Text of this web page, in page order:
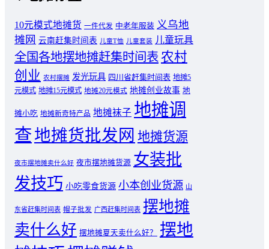
10元模式地摊货 一件代发 中老年服装 义乌地
摊网 云南赶集时间表 儿童T恤 儿童套装 儿童玩具
全国各地摆地摊赶集时间表 农村
创业 农村摆摊 发光玩具 四川省赶集时间表 地摊5
元模式 地摊15元模式 地摊20元模式 地摊创业故事 地
摊小吃 地摊新奇特产品 地摊袜子 地摊调
查地摊货批发网 地摊货源
夜市摆地摊卖什么好 夜市摆地摊货源 女装批
发技巧 小吃零食货源 小本创业货源 山
东省赶集时间表 帽子批发 广西赶集时间表 摆地摊
卖什么好 摆地摊夏天卖什么好？
摆地